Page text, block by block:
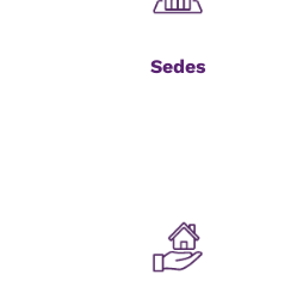
Sedes